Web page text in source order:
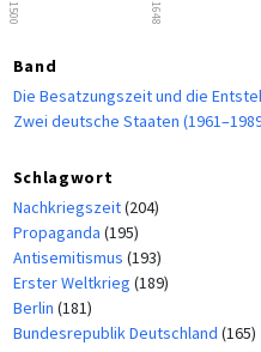
1500 1648
Band
Die Besatzungszeit und die
Zwei deutsche Staaten
Schlagwort
Nachkriegszeit(204)
Propaganda (195)
Antisemitismus (193)
Erster Weltkrieg (189)
Berlin (181)
Bundesrepublik Deutschland (165)